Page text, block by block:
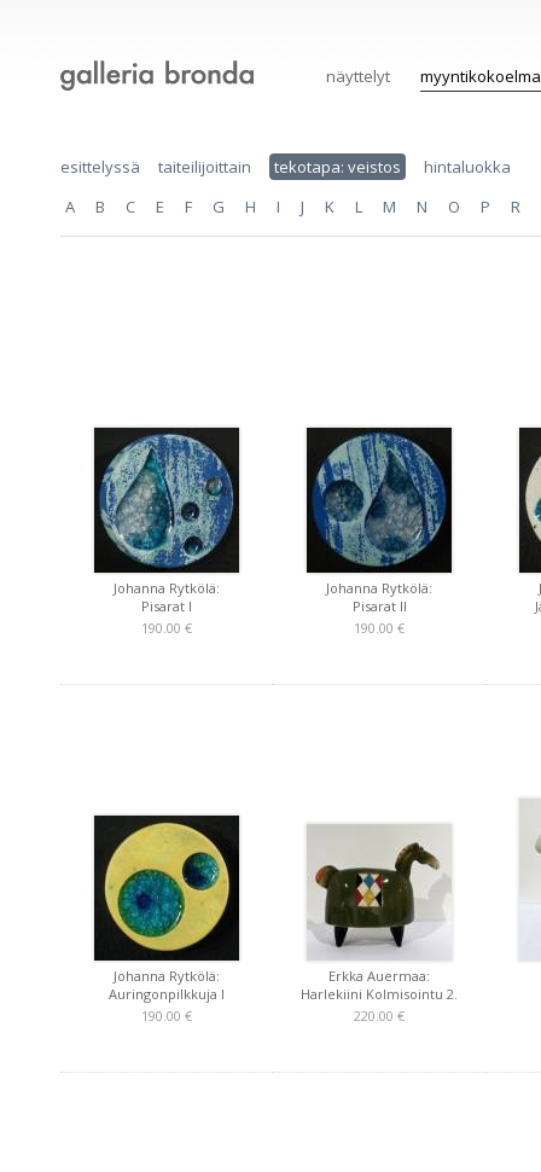
näyttelyt myyntikokoelma
esittelyssä taiteilijoittain tekotapa: veistos
hintaluokka
A
B C E F G H I J K L M N O P R
Johanna Rytkölä:
Pisarat I
190.00 €
Johanna Rytkölä:
Pisarat II
190.00 €
Johanna Rytkölä:
Auringonpilkkuja I
190.00 €
Erkka Auermaa:
Harlekiini Kolmisointu 2.
220.00 €